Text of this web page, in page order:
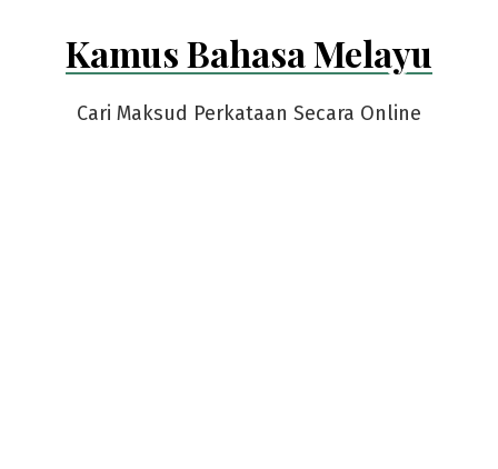
Kamus Bahasa Melayu
Cari Maksud Perkataan Secara Online